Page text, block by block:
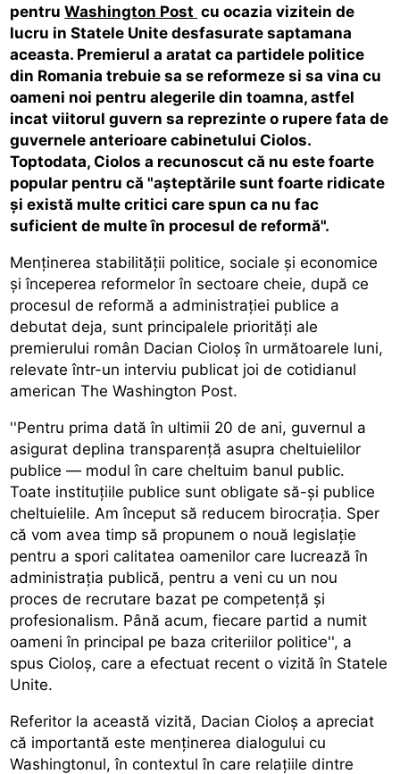
pentruWashington Post cu ocazia vizitein de
lucru in Statele Unite desfasurate saptamana
aceasta. Premierul a aratat ca partidele politice
din Romania trebuie sa se reformeze si sa vina cu
oameni noi pentru alegerile din toamna, astfel
incat viitorul guvern sa reprezinte o rupere fata de
guvernele anterioare cabinetului Ciolos.
Toptodata, Ciolos a recunoscut că nu este foarte
popular pentru că "așteptările sunt foarte ridicate
și există multe critici care spun ca nu fac
suficient de multe în procesul de reformă".
Menținerea stabilității politice, sociale și economice
și începerea reformelor în sectoare cheie, după ce
procesul de reformă a administrației publice a
debutat deja, sunt principalele priorități ale
premierului român Dacian Cioloș în următoarele luni,
relevate într-un interviu publicat joi de cotidianul
american The Washington Post.
''Pentru prima dată în ultimii 20 de ani, guvernul a
asigurat deplina transparență asupra cheltuielilor
publice — modul în care cheltuim banul public.
Toate instituțiile publice sunt obligate să-și publice
cheltuielile. Am început să reducem birocrația. Sper
că vom avea timp să propunem o nouă legislație
pentru a spori calitatea oamenilor care lucrează în
administrația publică, pentru a veni cu un nou
proces de recrutare bazat pe competență și
profesionalism. Până acum, fiecare partid a numit
oameni în principal pe baza criteriilor politice'', a
spus Cioloș, care a efectuat recent o vizită în Statele
Unite.
Referitor la această vizită, Dacian Cioloș a apreciat
că importantă este menținerea dialogului cu
Washingtonul, în contextul în care relațiile dintre